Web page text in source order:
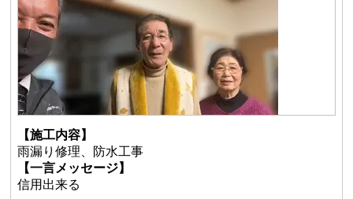
【施工内容】
雨漏り修理、防水工事
【一言メッセージ】
信用出来る